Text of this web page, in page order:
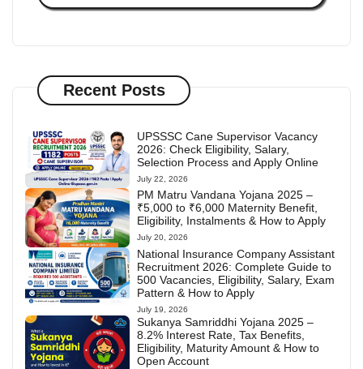
Recent Posts
UPSSSC Cane Supervisor Vacancy
2026: Check Eligibility, Salary,
Selection Process and Apply Online
July 22, 2026
PM Matru Vandana Yojana 2025 –
₹5,000 to ₹6,000 Maternity Benefit,
Eligibility, Instalments & How to Apply
July 20, 2026
National Insurance Company Assistant
Recruitment 2026: Complete Guide to
500 Vacancies, Eligibility, Salary, Exam
Pattern & How to Apply
July 19, 2026
Sukanya Samriddhi Yojana 2025 –
8.2% Interest Rate, Tax Benefits,
Eligibility, Maturity Amount & How to
Open Account